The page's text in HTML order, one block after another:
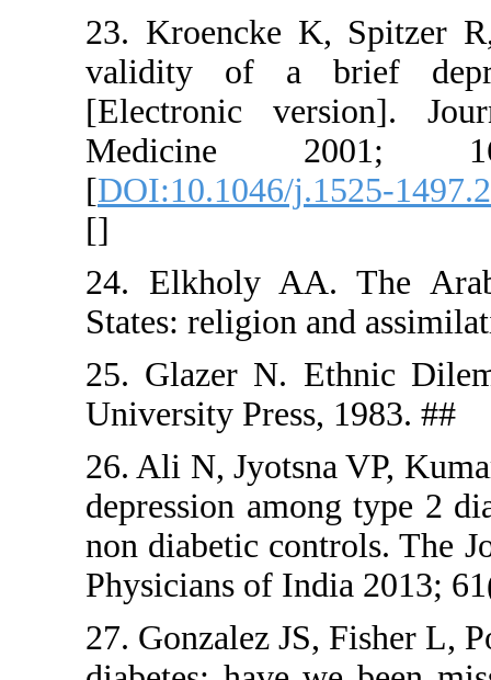
23.
validity
[
24.
States:
25. Glazer
University
26. Ali N,
depression
non
Physicians
27.